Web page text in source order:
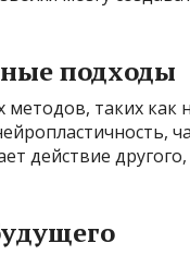
подходы
методов, таких
действие